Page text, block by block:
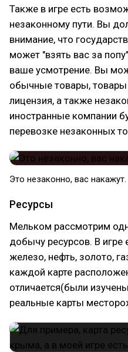
Также в игре есть
незаконному пути. Вы
внимание, что
может "взять вас за
ваше усмотрение. Вы
обычные товары,
лицензия, а также
иностранные компании
перевозке незаконных
Это незаконно, вас накажут.
Ресурсы
Мельком рассмотрим
добычу ресурсов. В игре
железо, нефть, золото,
каждой карте
отличается(были
реальные карты